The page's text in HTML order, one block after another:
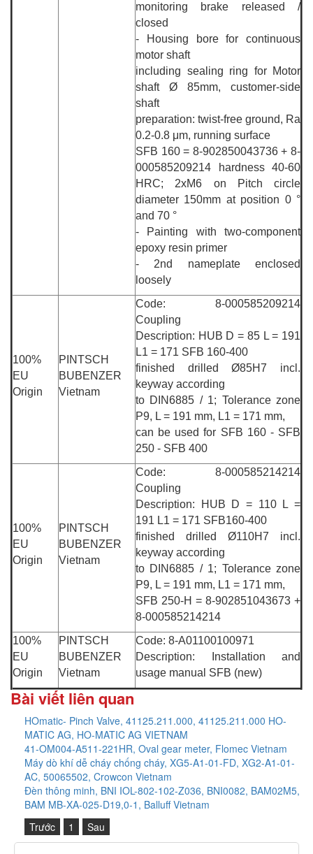
monitoring brake released /
closed
- Housing bore for continuous
motor shaft
including sealing ring for Motor
shaft Ø 85mm, customer-side
shaft
preparation: twist-free ground, Ra
0.2-0.8 μm, running surface
SFB 160 = 8-902850043736 + 8-
000585209214 hardness 40-60
HRC; 2xM6 on Pitch circle
diameter 150mm at position 0 °
and 70 °
- Painting with two-component
epoxy resin primer
- 2nd nameplate enclosed
loosely
100%
EU
Origin
PINTSCH
BUBENZER
Vietnam
Code: 8-000585209214
Coupling
Description: HUB D = 85 L = 191
L1 = 171 SFB 160-400
finished drilled Ø85H7 incl.
keyway according
to DIN6885 / 1; Tolerance zone
P9, L = 191 mm, L1 = 171 mm,
can be used for SFB 160 - SFB
250 - SFB 400
100%
EU
Origin
PINTSCH
BUBENZER
Vietnam
Code: 8-000585214214
Coupling
Description: HUB D = 110 L =
191 L1 = 171 SFB160-400
finished drilled Ø110H7 incl.
keyway according
to DIN6885 / 1; Tolerance zone
P9, L = 191 mm, L1 = 171 mm,
SFB 250-H = 8-902851043673 +
8-000585214214
100%
EU
Origin
PINTSCH
BUBENZER
Vietnam
Code: 8-A01100100971
Description: Installation and
usage manual SFB (new)
Bài viết liên quan
HOmatic- Pinch Valve, 41125.211.000, 41125.211.000 HO-
MATIC AG, HO-MATIC AG VIETNAM
41-OM004-A511-221HR, Oval gear meter, Flomec Vietnam
Máy dò khí dễ cháy chống cháy, XG5-A1-01-FD, XG2-A1-01-
AC, 50065502, Crowcon Vietnam
Đèn thông minh, BNI IOL-802-102-Z036, BNI0082, BAM02M5,
BAM MB-XA-025-D19,0-1, Balluff Vietnam
Trước
1 Sau